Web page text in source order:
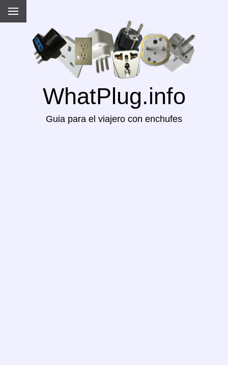
WhatPlug.info
Guia para el viajero con enchufes